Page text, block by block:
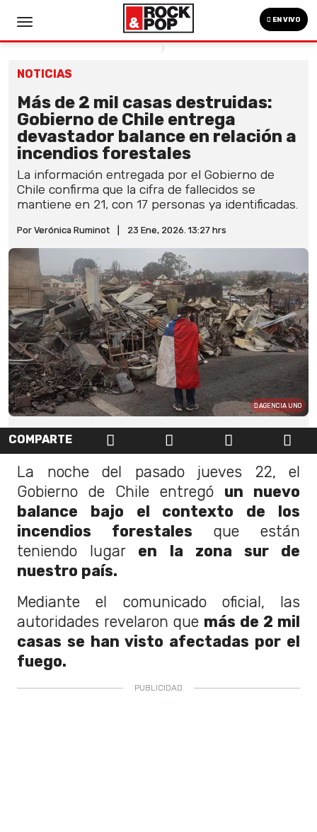
EN VIVO
NOTICIAS
Más de 2 mil casas destruidas:
Gobierno de Chile entrega
devastador balance en relación a
incendios forestales
La información entregada por el Gobierno de
Chile confirma que la cifra de fallecidos se
mantiene en 21, con 17 personas ya identificadas.
Por Verónica Ruminot 23 Ene, 2026. 13:27 hrs
AGENCIA UNO
COMPARTE
La noche del pasado jueves 22, el
Gobierno de Chile entregó un nuevo
balance bajo el contexto de los
incendios forestales que están
teniendo lugar en la zona sur de
nuestro país.
Mediante el comunicado oficial, las
autoridades revelaron que más de 2 mil
casas se han visto afectadas por el
fuego.